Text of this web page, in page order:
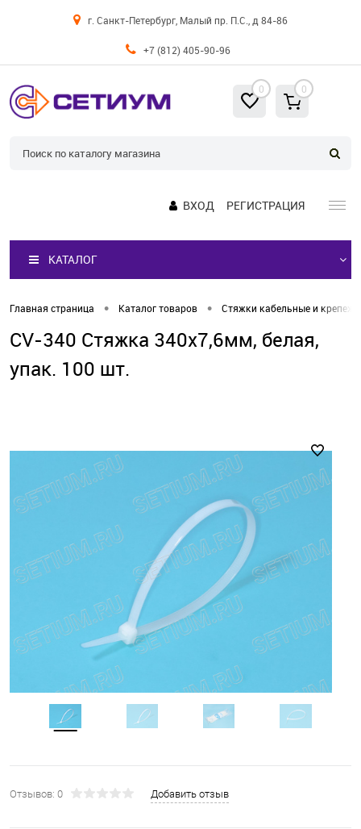
г. Санкт-Петербург, Малый пр. П.С., д 84-86
+7 (812) 405-90-96
0 0
ВХОД РЕГИСТРАЦИЯ
КАТАЛОГ
Главная страница • Каталог товаров • Стяжки кабельные и крепеж
CV-340 Стяжка 340x7,6мм, белая,
упак. 100 шт.
Отзывов: 0 Добавить отзыв